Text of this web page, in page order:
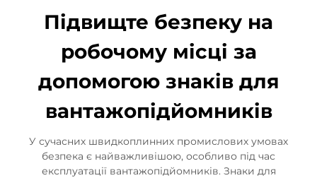
Підвищте безпеку на
робочому місці за
допомогою знаків для
вантажопідйомників
У сучасних швидкоплинних промислових умовах
безпека є найважливішою, особливо під час
експлуатації вантажопідйомників. Знаки для